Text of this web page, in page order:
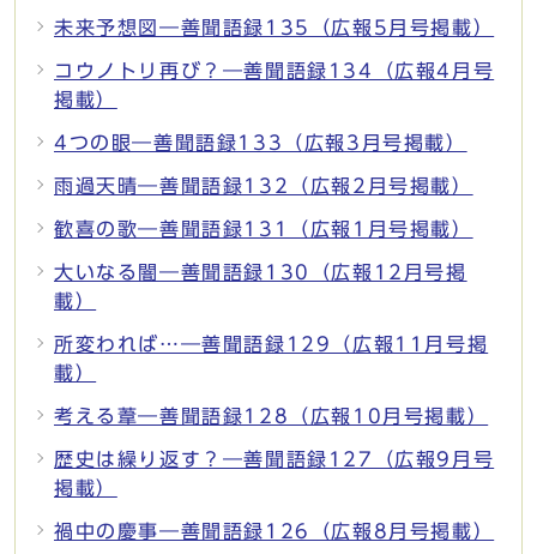
未来予想図―善聞語録135（広報5月号掲載）
コウノトリ再び？―善聞語録134（広報4月号
掲載）
4つの眼―善聞語録133（広報3月号掲載）
雨過天晴―善聞語録132（広報2月号掲載）
歓喜の歌―善聞語録131（広報1月号掲載）
大いなる闇―善聞語録130（広報12月号掲
載）
所変われば…―善聞語録129（広報11月号掲
載）
考える葦―善聞語録128（広報10月号掲載）
歴史は繰り返す？―善聞語録127（広報9月号
掲載）
禍中の慶事―善聞語録126（広報8月号掲載）